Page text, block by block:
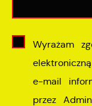
Wyrażam
e-mail
przez